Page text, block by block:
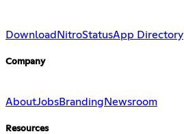
Download NitroStatusApp Directory
Company
AboutJobsBranding Newsroom
Resources